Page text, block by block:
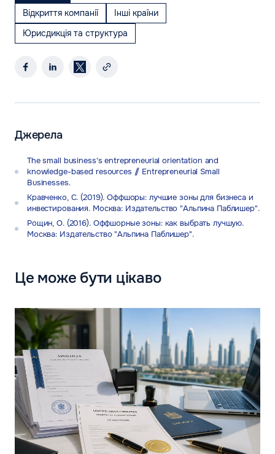
Відкриття компанії
Інші країни
Юрисдикція та структура
Джерела
The small business's entrepreneurial orientation and
knowledge-based resources // Entrepreneurial Small
Businesses.
Кравченко, С. (2019). Оффшоры: лучшие зоны для бизнеса и
инвестирования. Москва: Издательство "Альпина Паблишер".
Рощин, О. (2016). Оффшорные зоны: как выбрать лучшую.
Москва: Издательство "Альпина Паблишер".
Це може бути цікаво